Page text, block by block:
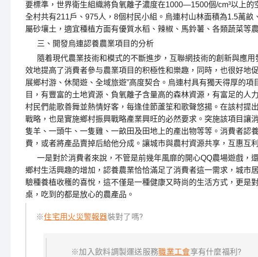
要標準，世界衛生組織將負氧離子濃度在1000—1500個/cm³以上的
全村共有211戶、975人，8個村民小組。烏連村山林面積為1.5萬
屬砂壤土，適宜種植方面有優質水稻、辣椒、馬鈴薯、各類蔬菜等
三、開發烏連認養農業項目的分析
隨着現代農業技術和模式的不斷進步，互聯網技術的創新與應用
效地提高了消費者參与農業項目的积極性和樂趣，同時，也很好地
展鄉村游、休閒遊、全域旅遊”高度契合。烏連村具有獨天得厚的
目，有豐富的土地資源、負氧離子含量高的森林資源，有富足的人
村民們能歌善舞並熱情好客，每逢佳節蘆笙和歌聲悠揚。在該村提
戰略，也是實施鄉村振興戰略產業興旺的必然要求。突施該項目讓
隻羊、一頭牛、一隻雞、一畝田及田地上的產出物等等。消費者認
費，或者將產品賣掉后給他分成。讓城市與農村資源共享，互惠互利
一是對於消費者來說，不管是前幾年風靡的開心QQ農場遊戲，
鄉村生活興趣的增加，認養農業恰恰滿足了消費者這一需求，城市
驗種養植收穫的喜悅，這不僅是一種健康又時尚的生活方式，更是
桌，吃到的都是放心的農產品。
※住宅用火災警報器裝對了嗎?
※加入飲料調製運送服務職業工會享有什麼福利?